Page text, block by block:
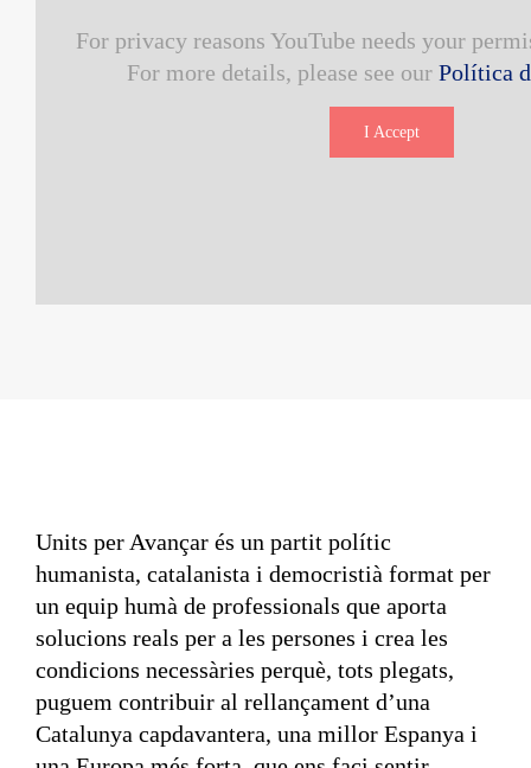
For privacy reasons YouTube needs your
For more details, please see our Política
I Accept
Units per Avançar és un partit polític
humanista, catalanista i democristià format per
un equip humà de professionals que aporta
solucions reals per a les persones i crea les
condicions necessàries perquè, tots plegats,
puguem contribuir al rellançament d’una
Catalunya capdavantera, una millor Espanya i